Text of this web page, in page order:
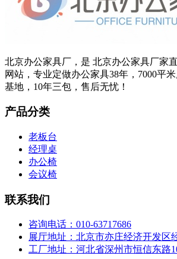
北京办公家具厂，是 北京办公家具厂家
网站，专业定做办公家具38年，7000平
基地，10年三包，售后无忧！
产品分类
老板台
经理桌
办公椅
会议椅
联系我们
咨询电话：010-63717686
展厅地址：北京市亦庄经济开发区
工厂地址：河北省深州市恒信东路